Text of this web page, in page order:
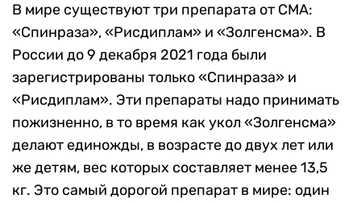
В мире существуют три препарата от СМА:
«Спинраза», «Рисдиплам» и «Золгенсма». В
России до 9 декабря 2021 года были
зарегистрированы только «Спинраза» и
«Рисдиплам». Эти препараты надо принимать
пожизненно, в то время как укол «Золгенсма»
делают единожды, в возрасте до двух лет или
же детям, вес которых составляет менее 13,5
кг. Это самый дорогой препарат в мире: один